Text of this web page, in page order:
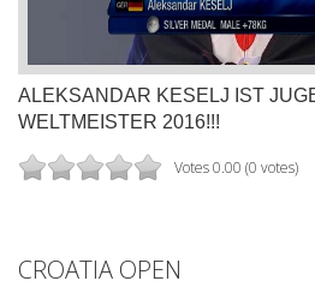
ALEKSANDAR KESELJ IST
WELTMEISTER 2016!!!
Votes 0.00 (0 votes)
CROATIA OPEN